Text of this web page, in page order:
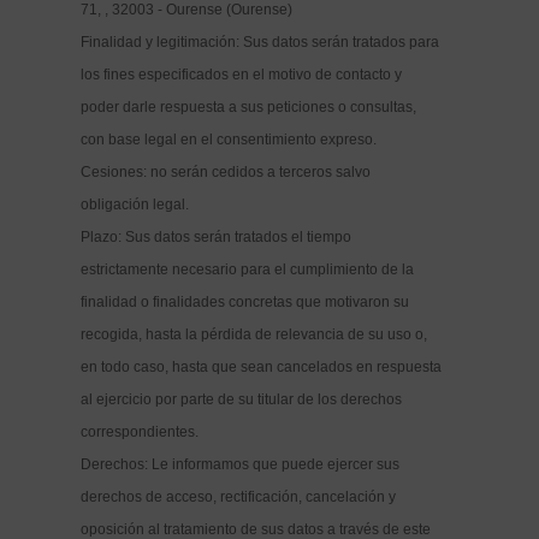
71, , 32003 - Ourense (Ourense)
Finalidad y legitimación: Sus datos serán tratados para
los fines especificados en el motivo de contacto y
poder darle respuesta a sus peticiones o consultas,
con base legal en el consentimiento expreso.
Cesiones: no serán cedidos a terceros salvo
obligación legal.
Plazo: Sus datos serán tratados el tiempo
estrictamente necesario para el cumplimiento de la
finalidad o finalidades concretas que motivaron su
recogida, hasta la pérdida de relevancia de su uso o,
en todo caso, hasta que sean cancelados en respuesta
al ejercicio por parte de su titular de los derechos
correspondientes.
Derechos: Le informamos que puede ejercer sus
derechos de acceso, rectificación, cancelación y
oposición al tratamiento de sus datos a través de este